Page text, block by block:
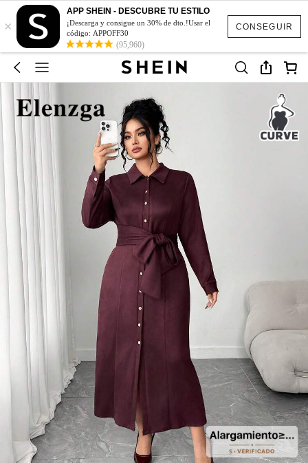
CONSEGUIR
×
APP SHEIN - DESCUBRE TU ESTILO
¡Descarga y consigue un 30% de dto.!Usar el
código: APPOFF30
(95,960)